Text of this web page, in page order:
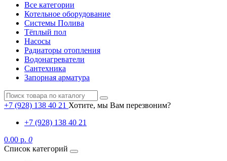
Все категории
Котельное оборудование
Системы Полива
Тёплый пол
Насосы
Радиаторы отопления
Водонагреватели
Сантехника
Запорная арматура
+7 (928) 138 40 21 Хотите, мы Вам перезвоним?
+7 (928) 138 40 21
0.00 р. 0
Список категорий